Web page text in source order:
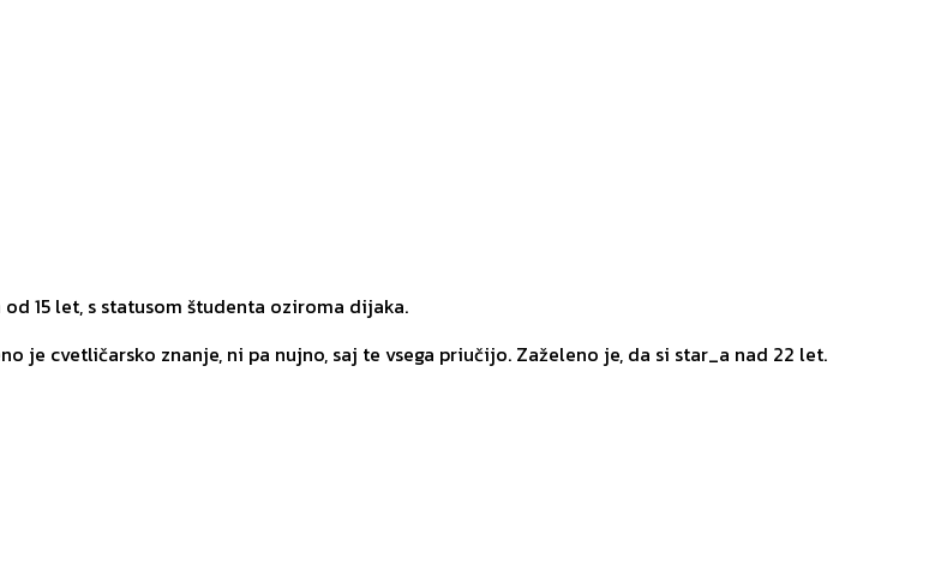
15 let, s statusom študenta oziroma dijaka.
je cvetličarsko znanje, ni pa nujno, saj te vsega priučijo. Zaželeno je, da si star_a nad 22 let.